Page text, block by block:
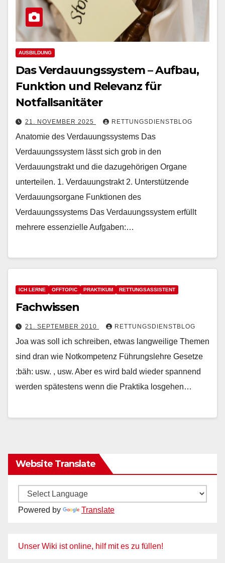
AUSBILDUNG
Das Verdauungssystem – Aufbau,
Funktion und Relevanz für
Notfallsanitäter
21. NOVEMBER 2025 RETTUNGSDIENSTBLOG
Anatomie des Verdauungssystems Das
Verdauungssystem lässt sich grob in den
Verdauungstrakt und die dazugehörigen Organe
unterteilen. 1. Verdauungstrakt 2. Unterstützende
Verdauungsorgane Funktionen des
Verdauungssystems Das Verdauungssystem erfüllt
mehrere essenzielle Aufgaben:…
ICH LERNE OFFTOPIC PRAKTIKUM RETTUNGSASSISTENT
Fachwissen
21. SEPTEMBER 2010 RETTUNGSDIENSTBLOG
Joa was soll ich schreiben, etwas langweilige Themen
sind dran wie Notkompetenz Führungslehre Gesetze
:bäh: usw. , usw. Aber es wird bald wieder spannend
werden spätestens wenn die Praktika losgehen…
Website Translate
Powered by Translate
Unser Wiki ist online, hilf mit es zu füllen!